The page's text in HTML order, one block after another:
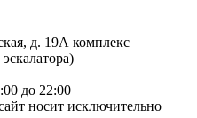
д. 19А комплекс
до 22:00
носит исключительно